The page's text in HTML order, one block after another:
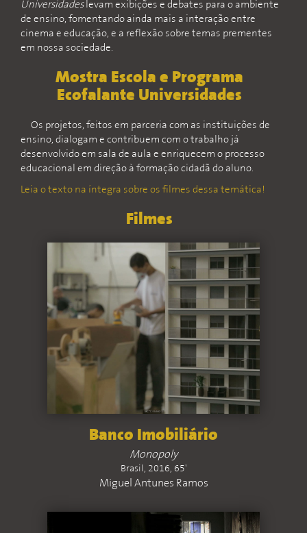
Universidadeslevam exibições e debates para o ambiente
de ensino, fomentando ainda mais a interação entre
cinema e educação, e a reflexão sobre temas prementes
em nossa sociedade.
Mostra Escola e Programa
Ecofalante Universidades
Os projetos, feitos em parceria com as instituições de
ensino, dialogam e contribuem com o trabalho já
desenvolvido em sala de aula e enriquecem o processo
educacional em direção à formação cidadã do aluno.
Leia o texto na íntegra sobre os filmes dessa temática!
Filmes
Banco Imobiliário
Monopoly
Brasil, 2016, 65'
Miguel Antunes Ramos